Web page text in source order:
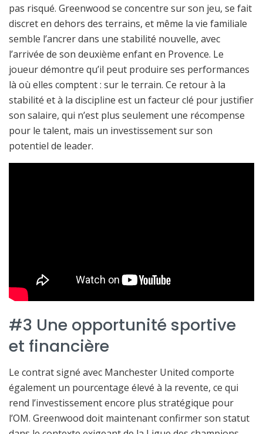
pas risqué. Greenwood se concentre sur son jeu, se fait
discret en dehors des terrains, et même la vie familiale
semble l’ancrer dans une stabilité nouvelle, avec
l’arrivée de son deuxième enfant en Provence. Le
joueur démontre qu’il peut produire ses performances
là où elles comptent : sur le terrain. Ce retour à la
stabilité et à la discipline est un facteur clé pour justifier
son salaire, qui n’est plus seulement une récompense
pour le talent, mais un investissement sur son
potentiel de leader.
#3 Une opportunité sportive
et financière
Le contrat signé avec Manchester United comporte
également un pourcentage élevé à la revente, ce qui
rend l’investissement encore plus stratégique pour
l’OM. Greenwood doit maintenant confirmer son statut